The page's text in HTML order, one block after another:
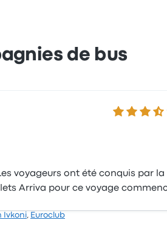
de bus
3.3 sur 5
voyageurs ont été conquis par
Arriva pour ce voyage
Ivkoni, Euroclub